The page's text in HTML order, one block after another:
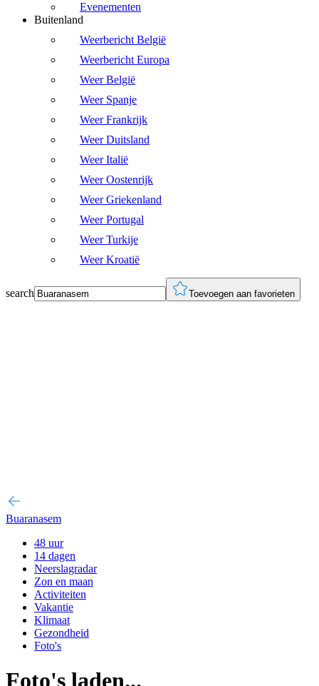
Evenementen
Buitenland
Weerbericht België
Weerbericht Europa
Weer België
Weer Spanje
Weer Frankrijk
Weer Duitsland
Weer Italië
Weer Oostenrijk
Weer Griekenland
Weer Portugal
Weer Turkije
Weer Kroatië
search Toevoegen aan favorieten
Buaranasem
48 uur
14 dagen
Neerslagradar
Zon en maan
Activiteiten
Vakantie
Klimaat
Gezondheid
Foto's
Foto's laden...